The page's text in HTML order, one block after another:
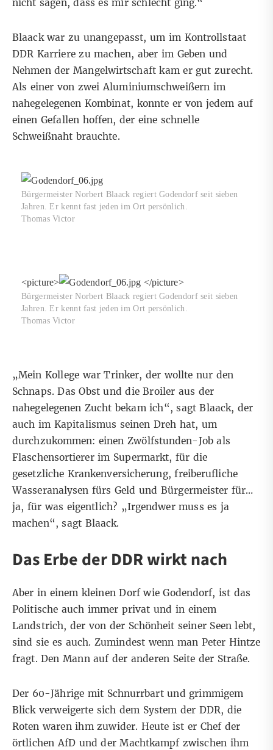
nicht sagen, dass es mir schlecht ging.“
Blaack war zu unangepasst, um im Kontrollstaat
DDR Karriere zu machen, aber im Geben und
Nehmen der Mangelwirtschaft kam er gut zurecht.
Als einer von zwei Aluminiumschweißern im
nahegelegenen Kombinat, konnte er von jedem auf
einen Gefallen hoffen, der eine schnelle
Schweißnaht brauchte.
Bürgermeister Norbert Blaack regiert Godendorf seit sieben
Jahren. Er kennt fast jeden im Ort persönlich.
Thomas Victor
<picture> </picture>
Bürgermeister Norbert Blaack regiert Godendorf seit sieben
Jahren. Er kennt fast jeden im Ort persönlich.
Thomas Victor
„Mein Kollege war Trinker, der wollte nur den
Schnaps. Das Obst und die Broiler aus der
nahegelegenen Zucht bekam ich“, sagt Blaack, der
auch im Kapitalismus seinen Dreh hat, um
durchzukommen: einen Zwölfstunden-Job als
Flaschensortierer im Supermarkt, für die
gesetzliche Krankenversicherung, freiberufliche
Wasseranalysen fürs Geld und Bürgermeister für…
ja, für was eigentlich? „Irgendwer muss es ja
machen“, sagt Blaack.
Das Erbe der DDR wirkt nach
Aber in einem kleinen Dorf wie Godendorf, ist das
Politische auch immer privat und in einem
Landstrich, der von der Schönheit seiner Seen lebt,
sind sie es auch. Zumindest wenn man Peter Hintze
fragt. Den Mann auf der anderen Seite der Straße.
Der 60-Jährige mit Schnurrbart und grimmigem
Blick verweigerte sich dem System der DDR, die
Roten waren ihm zuwider. Heute ist er Chef der
örtlichen AfD und der Machtkampf zwischen ihm